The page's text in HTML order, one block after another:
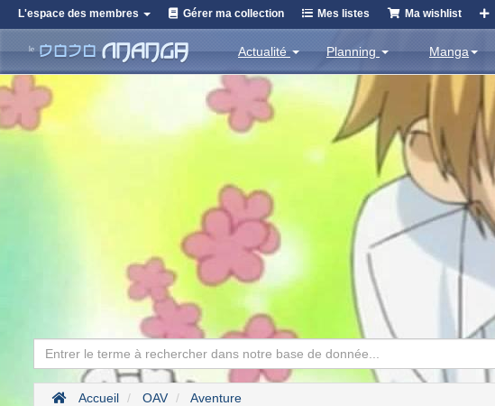
L'espace des membres Gérer ma collection Mes listes Ma wishlist
Actualité Planning Manga
Accueil OAV Aventure